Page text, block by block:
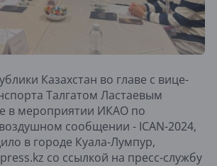
Казахстан во главе с вице-
Талгатом Ластаевым
в мероприятии ИКАО по
сообщении - ICAN-2024,
в городе Куала-Лумпур,
со ссылкой на пресс-службу